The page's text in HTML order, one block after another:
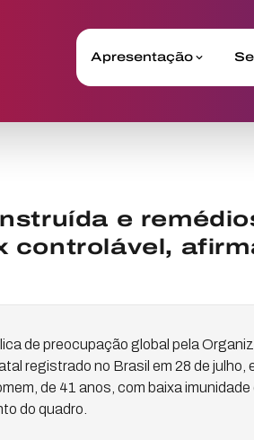
Apresentação
e
controlável,
de preocupação global pela
registrado no Brasil em 28 de julho,
de 41 anos, com baixa
do quadro.